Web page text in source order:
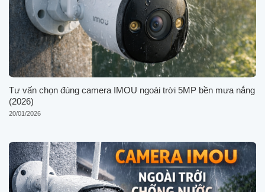
Tư vấn chọn đúng camera IMOU ngoài trời 5MP bền mưa nắng
(2026)
20/01/2026